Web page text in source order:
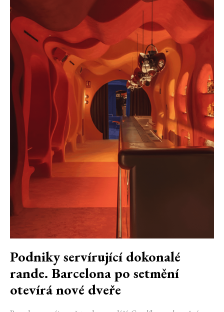
Podniky servírující dokonalé
rande. Barcelona po setmění
otevírá nové dveře